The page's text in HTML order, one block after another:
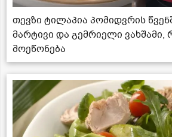
თევზი ტილაპია პომიდვრის
მარტივი და გემრიელი
მოეწონება